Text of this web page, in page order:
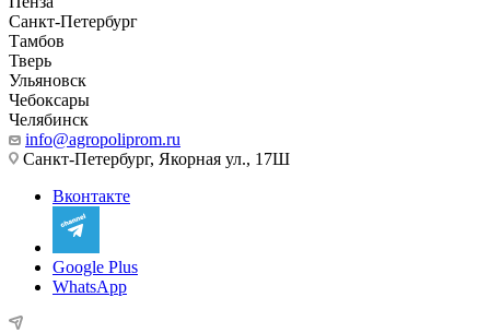
Санкт-Петербург
Тамбов
Тверь
Ульяновск
Чебоксары
Челябинск
info@agropoliprom.ru
Санкт-Петербург, Якорная ул., 17Ш
Вконтакте
Google Plus
WhatsApp